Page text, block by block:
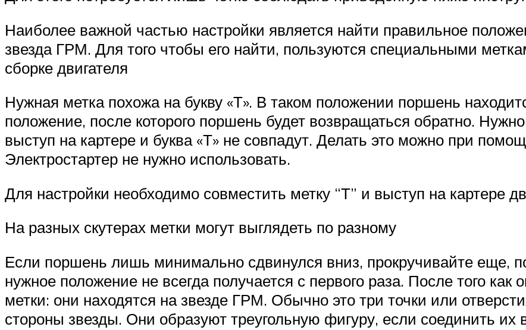
Наиболее важной частью настройки является найти правильное
звезда ГРМ. Для того чтобы его найти, пользуются специальными
сборке двигателя
Нужная метка похожа на букву «Т». В таком положении поршень
положение, после которого поршень будет возвращаться обратно.
выступ на картере и буква «Т» не совпадут. Делать это можно при
Электростартер не нужно использовать.
Для настройки необходимо совместить метку “Т” и выступ на картере
На разных скутерах метки могут выглядеть по разному
Если поршень лишь минимально сдвинулся вниз, прокручивайте еще,
нужное положение не всегда получается с первого раза. После того как
метки: они находятся на звезде ГРМ. Обычно это три точки или
стороны звезды. Они образуют треугольную фигуру, если соединить их